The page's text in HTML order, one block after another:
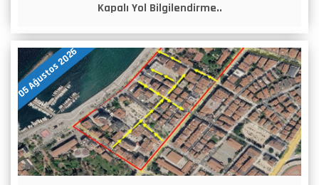
Kapalı Yol Bilgilendirme..
05 Ağustos 2026